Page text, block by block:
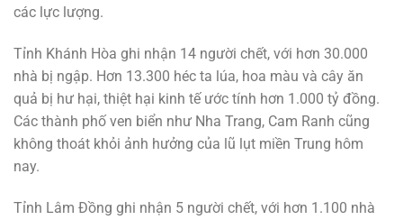
các lực lượng.
Tỉnh Khánh Hòa ghi nhận 14 người chết, với hơn 30.000
nhà bị ngập. Hơn 13.300 héc ta lúa, hoa màu và cây ăn
quả bị hư hại, thiệt hại kinh tế ước tính hơn 1.000 tỷ đồng.
Các thành phố ven biển như Nha Trang, Cam Ranh cũng
không thoát khỏi ảnh hưởng của lũ lụt miền Trung hôm
nay.
Tỉnh Lâm Đồng ghi nhận 5 người chết, với hơn 1.100 nhà